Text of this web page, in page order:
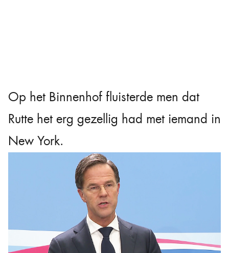
Op het Binnenhof fluisterde men dat
Rutte het erg gezellig had met iemand in
New York.